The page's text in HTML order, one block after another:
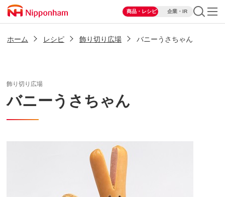
商品・レシピ 企業・IR
ホーム レシピ 飾り切り広場 バニーうさちゃん
飾り切り広場
バニーうさちゃん